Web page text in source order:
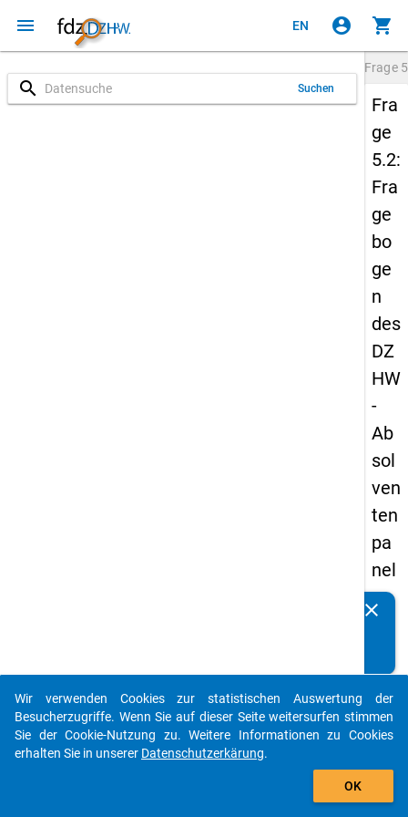
menu EN account_circle shopping_cart
search Suchen
Frage
Fra
ge
5.2:
Fra
ge
bo
ge
n
des
DZ
HW
-
Ab
sol
ven
ten
pa
nel
s
-
zw
eit
clear
auto_stories
add_shopping_cart
Wir verwenden Cookies zur statistischen Auswertung der
Besucherzugriffe. Wenn Sie auf dieser Seite weitersurfen stimmen
Sie der Cookie-Nutzung zu. Weitere Informationen zu Cookies
erhalten Sie in unserer Datenschutzerkärung.
OK